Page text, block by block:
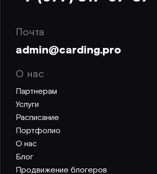
Почта
admin@carding.pro
О нас
Партнерам
Услуги
Расписание
Портфолио
О нас
Блог
Продвижение блогеров